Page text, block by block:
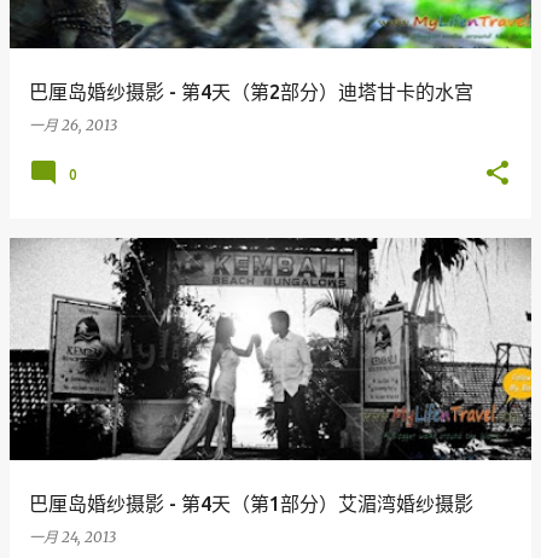
巴厘岛婚纱摄影 - 第4天（第2部分）迪塔甘卡的水宫
一月 26, 2013
0
巴厘岛婚纱摄影 - 第4天（第1部分）艾湄湾婚纱摄影
一月 24, 2013